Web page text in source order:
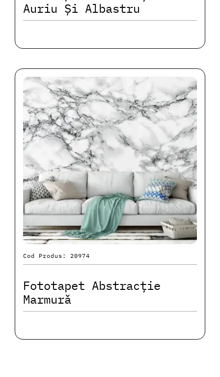
Auriu Și Albastru
Cod Produs: 20974
Fototapet Abstracție
Marmură